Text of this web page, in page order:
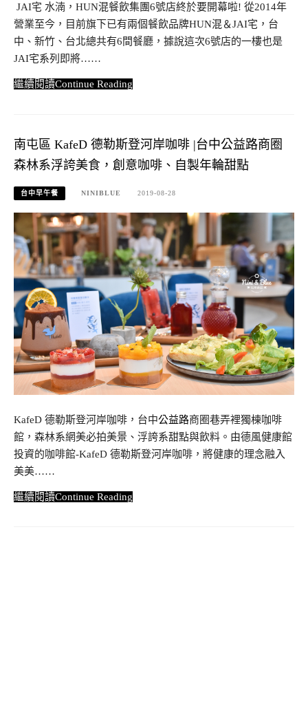
JAI宅 水湳，HUN混餐飲集團6號店終於要開幕啦! 從2014年
營業至今，目前旗下已有兩個餐飲品牌HUN混＆JAI宅，台
中、新竹、台北總共有6間餐廳，據說這次6號店的一樓也是
JAI宅系列即將……
Continue Reading
南屯區 KafeD 德勒斯登河岸咖啡 |台中公益路商圈
森林系浮誇美食，創意咖啡、自製年輪甜點
台中早午餐 NINIBLUE 2019-08-28
KafeD 德勒斯登河岸咖啡，台中公益路商圈巷弄裡獨棟咖啡
館，森林系網美必拍美景、浮誇系甜點與飲料。由德風健康館
投資的咖啡館-KafeD 德勒斯登河岸咖啡，將健康的理念融入
美美……
Continue Reading